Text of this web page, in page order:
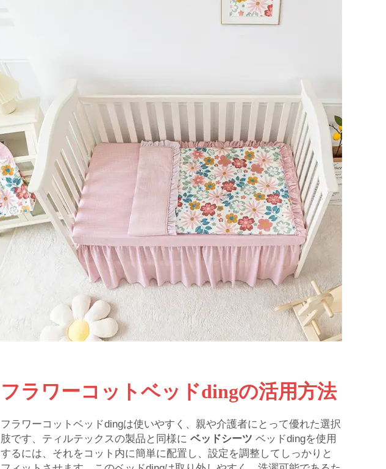
フラワーコットベッドdingの活用方法
フラワーコットベッドdingは使いやすく、親や介護者にとって優れた選択
肢です、ティルテックスの製品と同様に ベッドシーツ ベッドdingを使用
するには、それをコット内に簡単に配置し、設定を調整してしっかりと